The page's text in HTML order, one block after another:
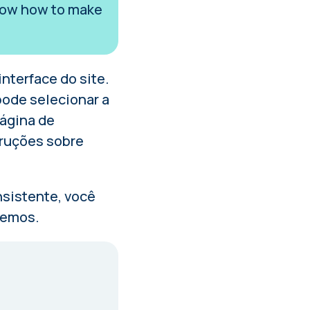
how to make
do site.
selecionar a
de
sobre
você